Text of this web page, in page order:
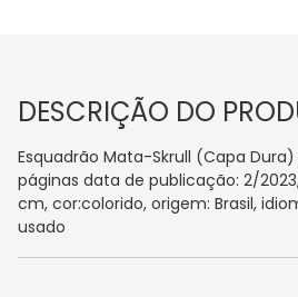
DESCRIÇÃO DO
Esquadrão Mata-Skrull (Capa Dura)
páginas data de publicação: 2/
cm, cor:colorido, origem: Brasil,
usado